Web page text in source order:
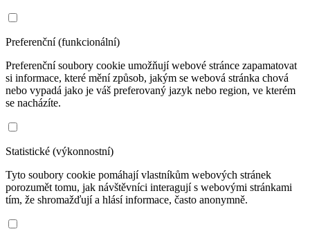
Preferenční (funkcionální)
Preferenční soubory cookie umožňují webové stránce zapamatovat
si informace, které mění způsob, jakým se webová stránka chová
nebo vypadá jako je váš preferovaný jazyk nebo region, ve kterém
se nacházíte.
Statistické (výkonnostní)
Tyto soubory cookie pomáhají vlastníkům webových stránek
porozumět tomu, jak návštěvníci interagují s webovými stránkami
tím, že shromažďují a hlásí informace, často anonymně.